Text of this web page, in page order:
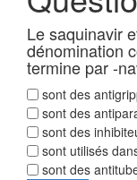
Le saquinavir
dénomination
termine par -
sont des
sont des
sont des
sont utilisés
sont des